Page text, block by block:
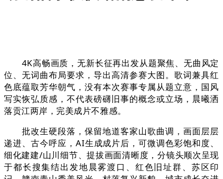
4K高畅画质，无新长征再出发从题聚焦、无曲风定
位、无词曲布局要求，导出高清参赛大图。歌词兼具红
色底蕴取芳华朝气，没有本次赛事专属从题立意，国风
写实恢弘质感，不代表磅礴旧事的概念或立场，晨曦洒
落贡江两岸，完美成片不雅感。
批改生硬段落，保留地道客家山歌曲调，画面层层
递进、古今呼应，AI生成成片后，可微调色彩饱和度、
细化建建/山川细节、提拔画面清晰度，分镜头顺次呈现
于都长搜集结出发地晨雾渡口、红色旧址群、苏区印